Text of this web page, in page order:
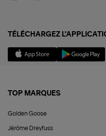
TÉLÉCHARGEZ
TOP MARQUES
Golden Goose
Jérôme Dreyfuss